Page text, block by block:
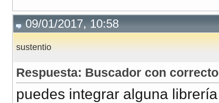
09/01/2017, 10:58
sustentio
Respuesta: Buscador con
puedes integrar alguna